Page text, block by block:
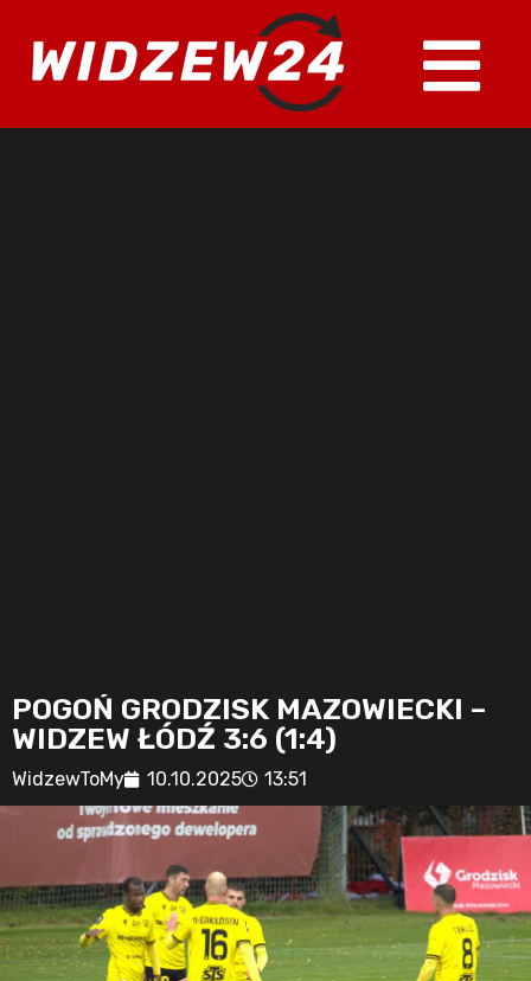
POGOŃ GRODZISK MAZOWIECKI –
WIDZEW ŁÓDŹ 3:6 (1:4)
WidzewToMy 10.10.2025 13:51